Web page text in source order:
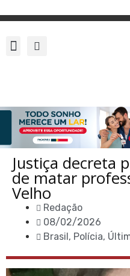
Justiça decreta
de matar
Velho
Redação
08/02/2026
Brasil, Polícia,